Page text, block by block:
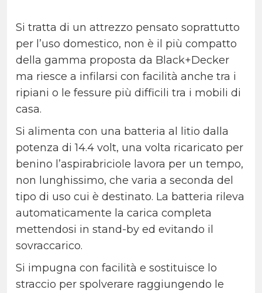
Si tratta di un attrezzo pensato soprattutto
per l’uso domestico, non è il più compatto
della gamma proposta da Black+Decker
ma riesce a infilarsi con facilità anche tra i
ripiani o le fessure più difficili tra i mobili di
casa.
Si alimenta con una batteria al litio dalla
potenza di 14.4 volt, una volta ricaricato per
benino l’aspirabriciole lavora per un tempo,
non lunghissimo, che varia a seconda del
tipo di uso cui è destinato. La batteria rileva
automaticamente la carica completa
mettendosi in stand-by ed evitando il
sovraccarico.
Si impugna con facilità e sostituisce lo
straccio per spolverare raggiungendo le